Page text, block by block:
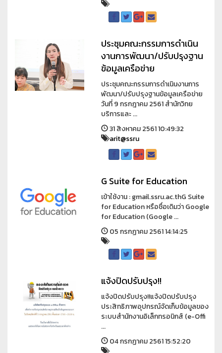
ประชุมคณะกรรมการดำเนิน
งานการพัฒนา/ปรับปรุงฐาน
ข้อมูลเครือข่าย
ประชุมคณะกรรมการดำเนินงานการ
พัฒนา/ปรับปรุงฐานข้อมูลเครือข่าย
วันที่ 9 กรกฎาคม 2561 สำนักวิทย
บริการและ ...
31 สิงหาคม 2561 10:49:32
arit@ssru
G Suite for Education
เข้าใช้งาน : gmail.ssru.ac.thG Suite
for Education หรือชื่อเดิมว่า Google
for Education (Google ...
05 กรกฏาคม 2561 14:14:25
แจ้งปิดปรับปรุง!!
แจ้งปิดปรับปรุง!!แจ้งปิดปรับปรุง
ประสิทธิภาพอุปกรณ์จัดเก็บข้อมูลของ
ระบบสำนักงานอิเล็กทรอนิกส์ (e-Offi
...
04 กรกฏาคม 2561 15:52:20